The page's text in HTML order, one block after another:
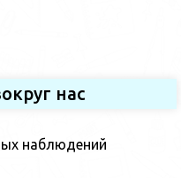
нас
наблюдений